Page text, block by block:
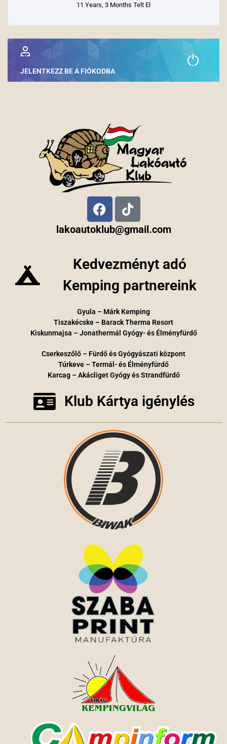
11 Years, 3 Months Telt El
JELENTKEZZ BE A FIÓKODBA
lakoautoklub@gmail.com
Kedvezményt adó
Kemping partnereink
Gyula – Márk Kemping
Tiszakécske – Barack Therma Resort
Kiskunmajsa – Jonathermál Gyógy- és Élményfürdő
Cserkeszőlő – Fürdő és Gyógyászati központ
Túrkeve – Termál- és Élményfürdő
Karcag – Akácliget Gyógy és Strandfürdő
Klub Kártya igénylés